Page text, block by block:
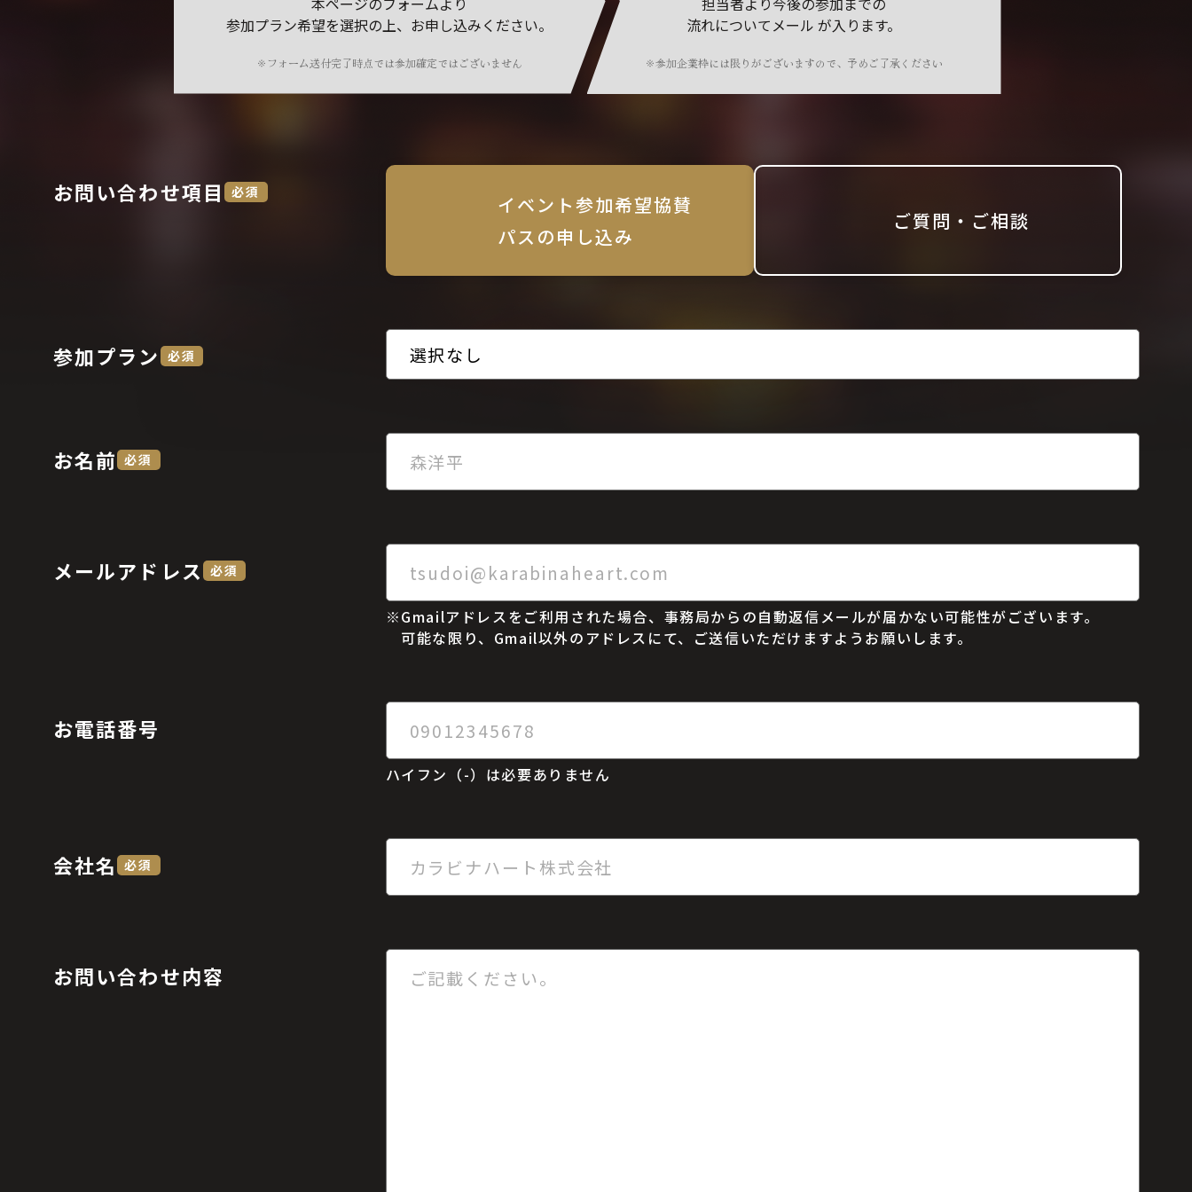
参加プラン希望を選択の上、お申し込みください。
※フォーム送付完了時点では参加確定ではございません
流れについてメール が入ります。
※参加企業枠には限りがございますので、予めご了承ください
お問い合わせ項目 必須
イベント参加希望協賛
パスの申し込み
ご質問・ご相談
参加プラン 必須
お名前 必須
メールアドレス 必須
Gmailアドレスをご利用された場合、事務局からの自動返信メールが届かない可能性がございます。
可能な限り、Gmail以外のアドレスにて、ご送信いただけますようお願いします。
お電話番号
ハイフン（-）は必要ありません
会社名 必須
お問い合わせ内容